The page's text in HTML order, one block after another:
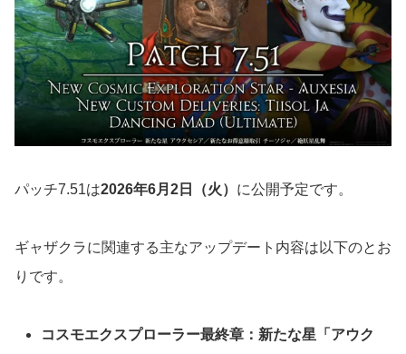
パッチ7.51は2026年6月2日（火） に公開予定です。
ギャザクラに関連する主なアップデート内容は以下のとお
りです。
コスモエクスプローラー最終章：新たな星「アウク